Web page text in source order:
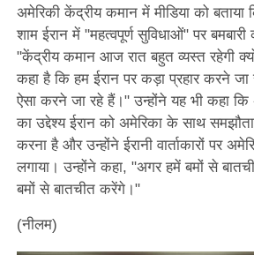
अमेरिकी केंद्रीय कमान में मीडिया को
शाम ईरान में "महत्वपूर्ण सुविधाओं" पर
"केंद्रीय कमान आज रात बहुत व्यस्त रहेगी
कहा है कि हम ईरान पर कड़ा प्रहार करने
ऐसा करने जा रहे हैं।" उन्होंने यह भी कहा
का उद्देश्य ईरान को अमेरिका के साथ
करना है और उन्होंने ईरानी वार्ताकारों पर
लगाया। उन्होंने कहा, "अगर हमें बमों से
बमों से बातचीत करेंगे।"
(नीलम)